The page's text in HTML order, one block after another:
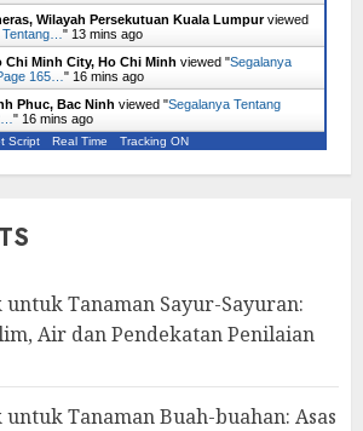
Wilayah Persekutuan Kuala Lumpurviewed
" 13 mins ago
Chi Minh City, Ho Chi Minh viewed "Segalanya
165… " 16 mins ago
Phuc, Bac Ninh viewed "Segalanya Tentang
" 16 mins ago
Script Real Time Tracking ON
Tanaman Sayur-Sayuran:
Air dan Pendekatan Penilaian
Tanaman Buah-buahan: Asas